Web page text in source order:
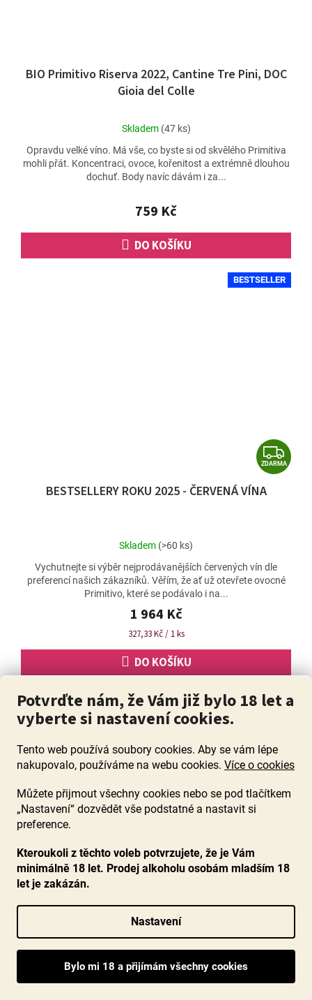
Potvrďte nám, že Vám již bylo 18 let a
vyberte si nastavení cookies.
Tento web používá soubory cookies. Aby se vám lépe
nakupovalo, používáme na webu cookies. Více o cookies
Můžete přijmout všechny cookies nebo se pod tlačítkem
„Nastavení“ dozvědět vše podstatné a nastavit si
preference.
Kteroukoli z těchto voleb potvrzujete, že je Vám
minimálně 18 let. Prodej alkoholu osobám mladším 18
let je zakázán.
Nastavení
BIO Primitivo Riserva 2022, Cantine Tre Pini, DOC
Gioia del Colle
Průměrné
produktu
je
5,0
5
hvězdiček.
Skladem (47 ks)
759 Kč
DO KOŠÍKU
Opravdu velké víno. Má vše, co byste si od skvělého Primitiva
mohli přát. Koncentraci, ovoce, kořenitost a extrémně dlouhou
dochuť. Body navíc dávám i za...
BESTSELLER
Z
D
ZDARMA
BESTSELLERY ROKU 2025 - ČERVENÁ VÍNA
Průměrné
produktu
je
4,7
z
5
hvězdiček.
Skladem (>60 ks)
1 964 Kč
Měrná
327,33 Kč / 1 ks
DO KOŠÍKU
Vychutnejte si výběr nejprodávanějších červených vín dle
preferencí našich zákazníků. Věřím, že ať už otevřete ovocné
Primitivo, které se podávalo i na...
90+ bodů
BIO Cotes du Rhone Bois des Moines 2020,
Chateau Gigognan
hodnocení
produktu
Skladem(48 ks)
Malé Chateauneuf-du Pape z francouzského bio vinařství.